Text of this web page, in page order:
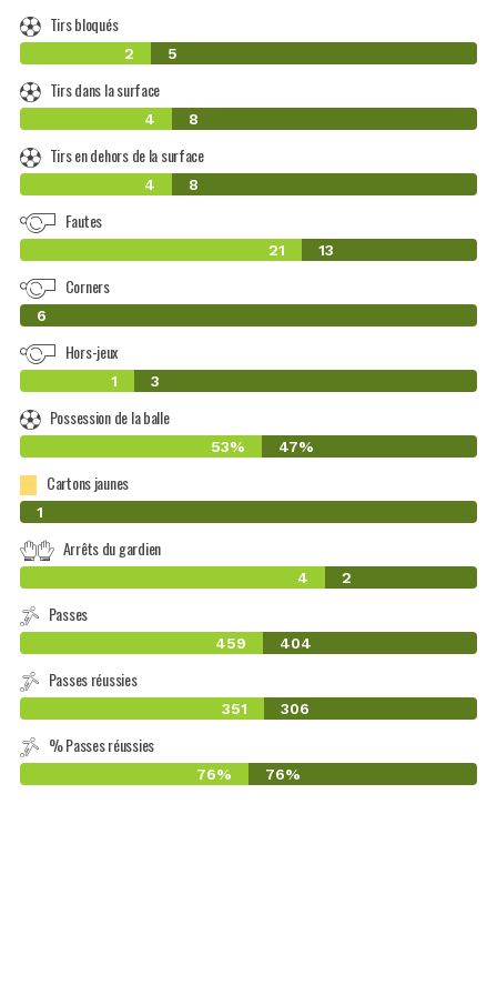
Tirs bloqués
2 5
Tirs dans la surface
4 8
Tirs en dehors de la surface
4 8
Fautes
21 13
Corners
0
6
Hors-jeux
1 3
Possession de la balle
53% 47%
Cartons jaunes
0
1
Arrêts du gardien
4 2
Passes
459 404
Passes réussies
351 306
% Passes réussies
76% 76%